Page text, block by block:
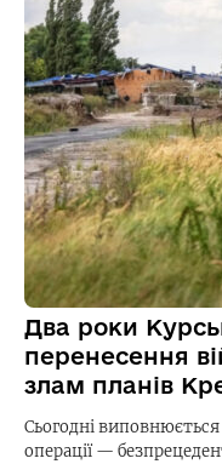
Два роки
перенесення
злам планів
Сьогодні виповнюється
операції —